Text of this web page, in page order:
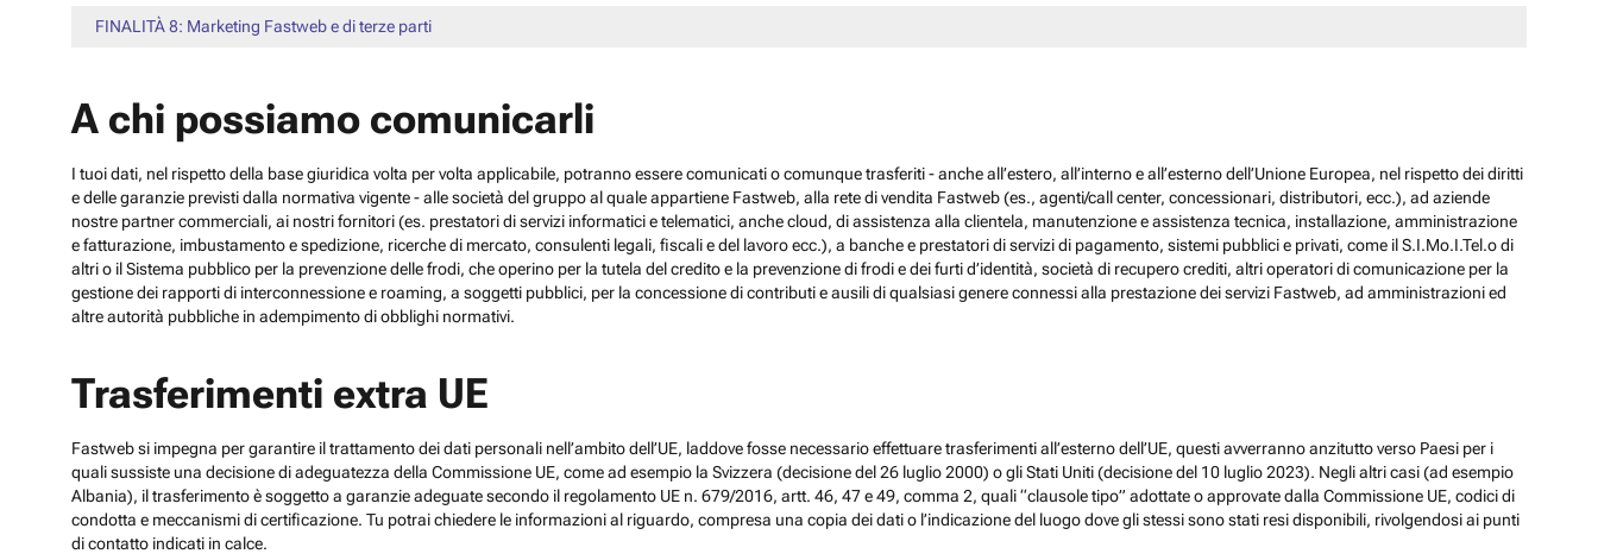
FINALITÀ 8: Marketing Fastweb e di terze parti
A chi possiamo comunicarli
I tuoi dati, nel rispetto della base giuridica volta per volta applicabile, potranno essere comunicati o comunque trasferiti - anche all’estero, all’interno e all’esterno dell’Unione Europea, nel rispetto dei diritti
e delle garanzie previsti dalla normativa vigente - alle società del gruppo al quale appartiene Fastweb, alla rete di vendita Fastweb (es., agenti/call center, concessionari, distributori, ecc.), ad aziende
nostre partner commerciali, ai nostri fornitori (es. prestatori di servizi informatici e telematici, anche cloud, di assistenza alla clientela, manutenzione e assistenza tecnica, installazione, amministrazione
e fatturazione, imbustamento e spedizione, ricerche di mercato, consulenti legali, fiscali e del lavoro ecc.), a banche e prestatori di servizi di pagamento, sistemi pubblici e privati, come il S.I.Mo.I.Tel.o di
altri o il Sistema pubblico per la prevenzione delle frodi, che operino per la tutela del credito e la prevenzione di frodi e dei furti d’identità, società di recupero crediti, altri operatori di comunicazione per la
gestione dei rapporti di interconnessione e roaming, a soggetti pubblici, per la concessione di contributi e ausili di qualsiasi genere connessi alla prestazione dei servizi Fastweb, ad amministrazioni ed
altre autorità pubbliche in adempimento di obblighi normativi.
Trasferimenti extra UE
Fastweb si impegna per garantire il trattamento dei dati personali nell’ambito dell’UE, laddove fosse necessario effettuare trasferimenti all’esterno dell’UE, questi avverranno anzitutto verso Paesi per i
quali sussiste una decisione di adeguatezza della Commissione UE, come ad esempio la Svizzera (decisione del 26 luglio 2000) o gli Stati Uniti (decisione del 10 luglio 2023). Negli altri casi (ad esempio
Albania), il trasferimento è soggetto a garanzie adeguate secondo il regolamento UE n. 679/2016, artt. 46, 47 e 49, comma 2, quali “clausole tipo” adottate o approvate dalla Commissione UE, codici di
condotta e meccanismi di certificazione. Tu potrai chiedere le informazioni al riguardo, compresa una copia dei dati o l’indicazione del luogo dove gli stessi sono stati resi disponibili, rivolgendosi ai punti
di contatto indicati in calce.